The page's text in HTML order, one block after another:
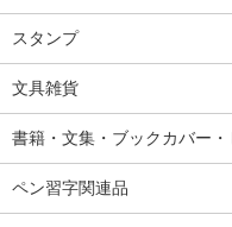
スタンプ
文具雑貨
書籍・文集・ブックカバー・
ペン習字関連品